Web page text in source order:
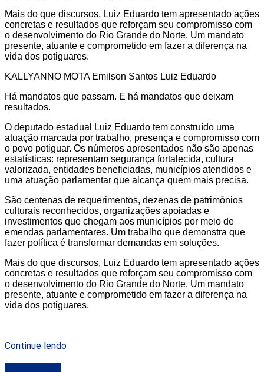
Mais do que discursos, Luiz Eduardo tem apresentado ações
concretas e resultados que reforçam seu compromisso com
o desenvolvimento do Rio Grande do Norte. Um mandato
presente, atuante e comprometido em fazer a diferença na
vida dos potiguares.
KALLYANNO MOTA Emilson Santos Luiz Eduardo
Há mandatos que passam. E há mandatos que deixam
resultados.
O deputado estadual Luiz Eduardo tem construído uma
atuação marcada por trabalho, presença e compromisso com
o povo potiguar. Os números apresentados não são apenas
estatísticas: representam segurança fortalecida, cultura
valorizada, entidades beneficiadas, municípios atendidos e
uma atuação parlamentar que alcança quem mais precisa.
São centenas de requerimentos, dezenas de patrimônios
culturais reconhecidos, organizações apoiadas e
investimentos que chegam aos municípios por meio de
emendas parlamentares. Um trabalho que demonstra que
fazer política é transformar demandas em soluções.
Mais do que discursos, Luiz Eduardo tem apresentado ações
concretas e resultados que reforçam seu compromisso com
o desenvolvimento do Rio Grande do Norte. Um mandato
presente, atuante e comprometido em fazer a diferença na
vida dos potiguares.
Continue lendo